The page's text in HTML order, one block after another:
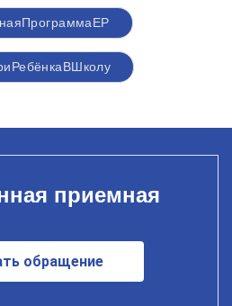
приемная
обращение